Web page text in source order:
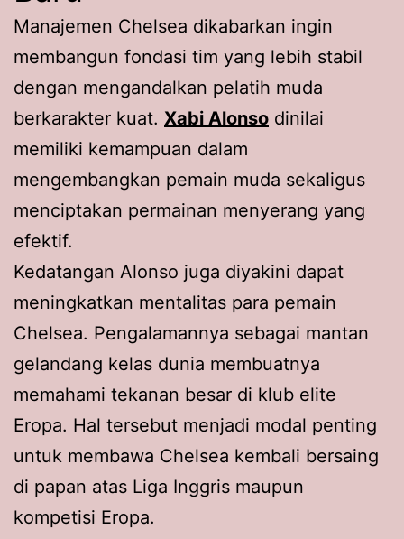
Manajemen Chelsea dikabarkan ingin
membangun fondasi tim yang lebih stabil
dengan mengandalkan pelatih muda
berkarakter kuat. Xabi Alonso dinilai
memiliki kemampuan dalam
mengembangkan pemain muda sekaligus
menciptakan permainan menyerang yang
efektif.
Kedatangan Alonso juga diyakini dapat
meningkatkan mentalitas para pemain
Chelsea. Pengalamannya sebagai mantan
gelandang kelas dunia membuatnya
memahami tekanan besar di klub elite
Eropa. Hal tersebut menjadi modal penting
untuk membawa Chelsea kembali bersaing
di papan atas Liga Inggris maupun
kompetisi Eropa.